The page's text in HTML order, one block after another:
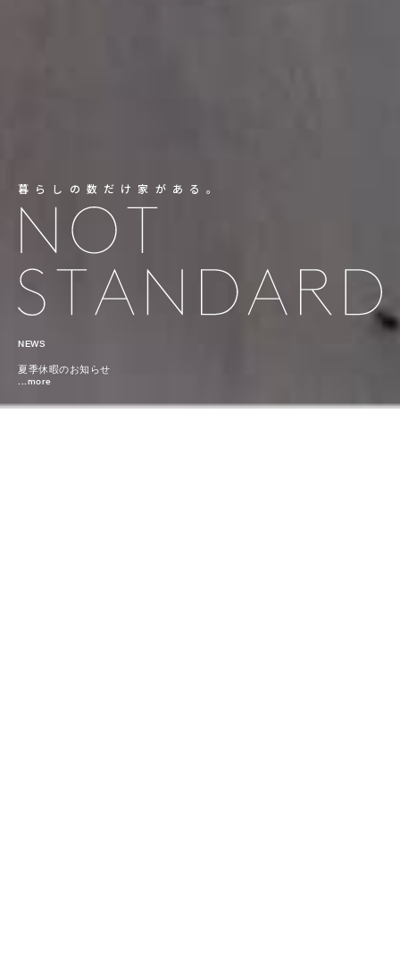
暮らしの数だけ家がある。
NEWS
夏季休暇のお知らせ
...more